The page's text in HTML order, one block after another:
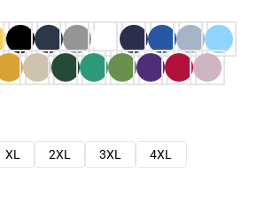
XL 2XL 3XL
4XL